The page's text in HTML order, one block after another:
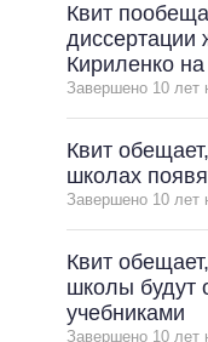
МЭРЫ
ВСЕ
Квит
диссертации
Кириленко
Завершено 10 лет
Квит
школах
Завершено 10 лет
Квит
школы будут
учебниками
Завершено 10 лет